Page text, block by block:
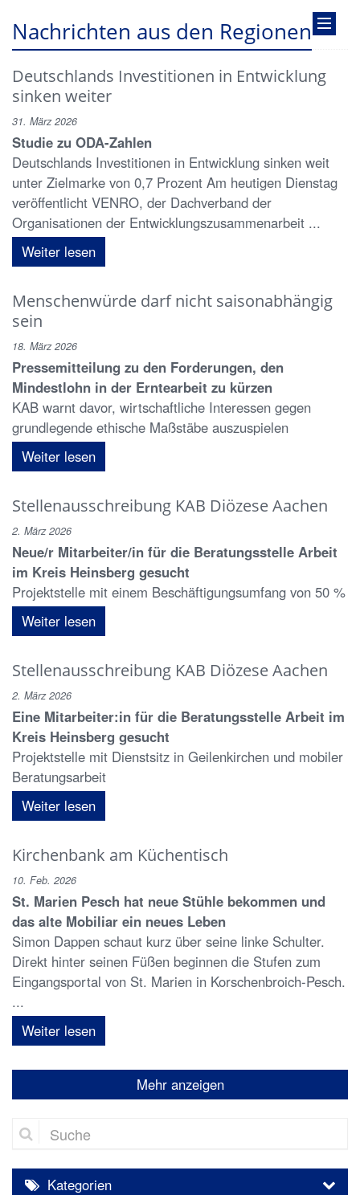
Nachrichten aus den Regionen
Deutschlands Investitionen in Entwicklung
sinken weiter
31. März 2026
Studie zu ODA-Zahlen
Deutschlands Investitionen in Entwicklung sinken weit
unter Zielmarke von 0,7 Prozent Am heutigen Dienstag
veröffentlicht VENRO, der Dachverband der
Organisationen der Entwicklungszusammenarbeit ...
Weiter lesen
Menschenwürde darf nicht saisonabhängig
sein
18. März 2026
Pressemitteilung zu den Forderungen, den
Mindestlohn in der Erntearbeit zu kürzen
KAB warnt davor, wirtschaftliche Interessen gegen
grundlegende ethische Maßstäbe auszuspielen
Weiter lesen
Stellenausschreibung KAB Diözese Aachen
2. März 2026
Neue/r Mitarbeiter/in für die Beratungsstelle Arbeit
im Kreis Heinsberg gesucht
Projektstelle mit einem Beschäftigungsumfang von 50 %
Weiter lesen
Stellenausschreibung KAB Diözese Aachen
2. März 2026
Eine Mitarbeiter:in für die Beratungsstelle Arbeit im
Kreis Heinsberg gesucht
Projektstelle mit Dienstsitz in Geilenkirchen und mobiler
Beratungsarbeit
Weiter lesen
Kirchenbank am Küchentisch
10. Feb. 2026
St. Marien Pesch hat neue Stühle bekommen und
das alte Mobiliar ein neues Leben
Simon Dappen schaut kurz über seine linke Schulter.
Direkt hinter seinen Füßen beginnen die Stufen zum
Eingangsportal von St. Marien in Korschenbroich-Pesch.
...
Weiter lesen
Mehr anzeigen
Suche
Kategorien